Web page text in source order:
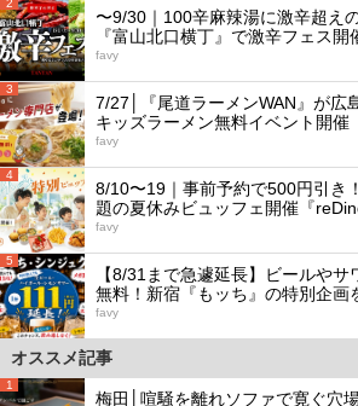
2
〜9/30｜100辛麻辣湯に激辛超え
『富山北口横丁』で激辛フェス開
favy
3
7/27│『尾道ラーメンWAN』が広
キッズラーメン無料イベント開催
favy
4
8/10〜19｜事前予約で500円引き
題の夏休みビュッフェ開催『
favy
5
【8/31まで急遽延長】ビールや
無料！新宿『もッち』の特別企画
favy
オススメ記事
1
梅田│喧騒を離れソファで寛ぐ穴